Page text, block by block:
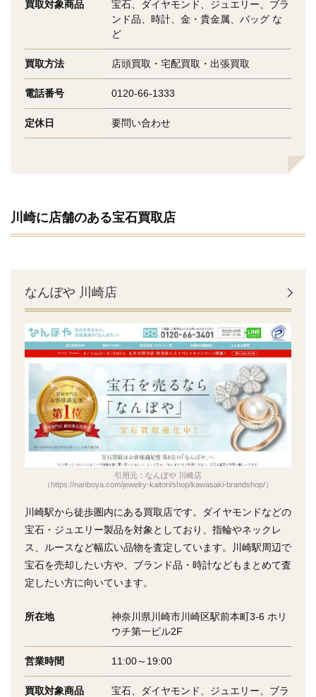
買取対象商品
宝石、ダイヤモンド、ジュエリー、ブラ
ンド品、時計、金・貴金属、バッグ な
ど
買取方法 店頭買取・宅配買取・出張買取
電話番号 0120-66-1333
定休日 要問い合わせ
川崎に店舗のある宝石買取店
なんぼや 川崎店
引用元：なんぼや 川崎店
（https://nanboya.com/jewelry-kaitori/shop/kawasaki-brandshop/）
川崎駅から徒歩圏内にある買取店です。ダイヤモンドなどの
宝石・ジュエリー製品を対象としており、指輪やネックレ
ス、ルースなど幅広い品物を査定しています。川崎駅周辺で
宝石を売却したい方や、ブランド品・時計などもまとめて査
定したい方に向いています。
所在地
神奈川県川崎市川崎区駅前本町3-6 ホリ
ウチ第一ビル2F
営業時間 11:00～19:00
買取対象商品
宝石、ダイヤモンド、ジュエリー、ブラ